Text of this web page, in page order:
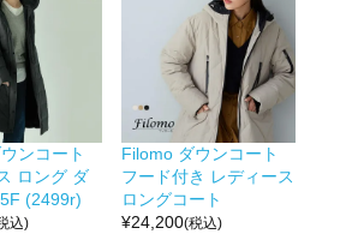
ンコート
ロング ダ
(2499r)
込)
Filomo ダウンコート
フード付き レディース
ロングコート
¥24,200(税込)